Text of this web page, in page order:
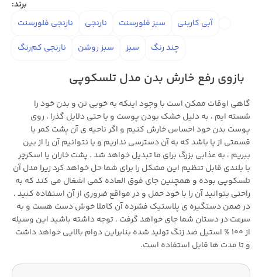
برند:
آبی کاربنی
سبز فلورسنت نارنجی
نارنجی فلورسنت
چند رنگ
سبز سبز روشن نارنجی کم‌رنگ
بازوی رفع خارش بدن مدل تلسکوپی
گاهی اوقات ممکن است با وجود اینکه به خوبی تن و بدن خود را
شسته ایم ، به دلیل خشک بودن پوست و یا حتی دلایل گذرا ، روی
پوست بدن خود احساس خارش کنیم و اگر ناحیه ی آن پشت کمر یا
قسمتی از پا باشد که به آن دسترسی نداریم و یا نتوانیم آن را از بین
ببریم ، به عذابی بزرگ برای ما تبدیل خواهد شد . پشت خاران یا اسکرچر
با بلندی قابل تنظیم این مشکل را برای شما حل خواهد کرد زیرا مدل آن
تلسکوپی بوده و همچنین جای فوق العاده کمی اشغال می کند که به
راحتی بتوانید آن را با خود حمل و در مواقع ضروری از آن استفاده کنید .
در ضمن دستگیره ی پلاستیک فشرده آن کاملا خوش دست هست و به
سرعت در دستان شما جای خواهد گرفت . توجه داشته باشید این وسیله
از 100 % استیل ضد زنگ تولید شده بنابراین دوام بالایی خواهد داشت
و تا مدت ها قابل استفاده است.